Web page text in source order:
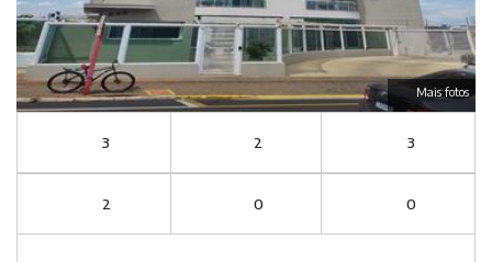
Mais fotos
3 2 3
2 0 0